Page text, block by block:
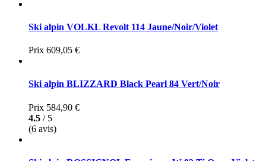
Ski alpin VOLKL Revolt 114 Jaune/Noir/Violet
Prix 609,05 €
Ski alpin BLIZZARD Black Pearl 84 Vert/Noir
Prix 584,90 €
4.5 / 5
(6 avis)